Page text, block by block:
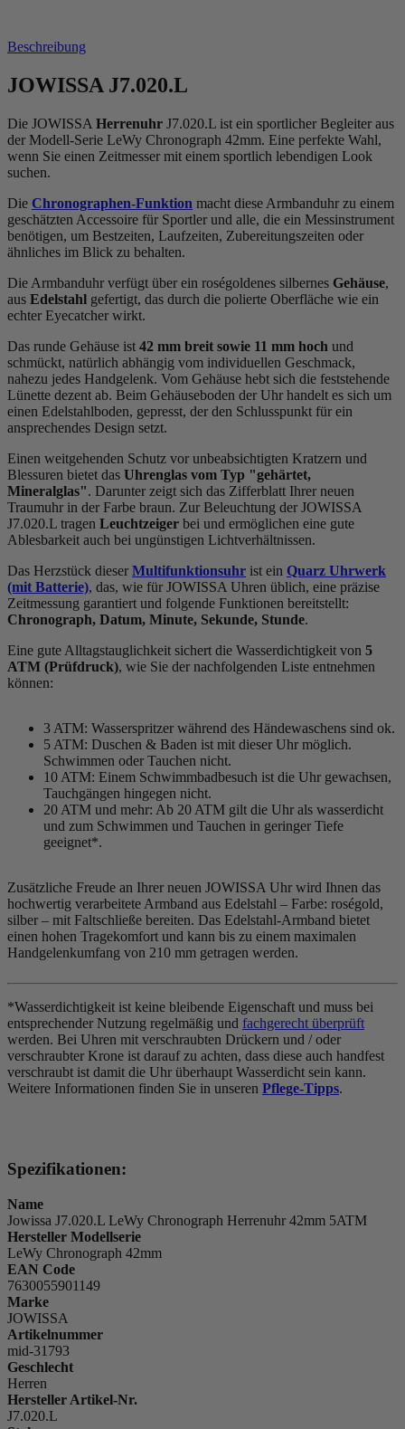
Beschreibung
JOWISSA J7.020.L
Die JOWISSA Herrenuhr J7.020.L ist ein sportlicher Begleiter aus
der Modell-Serie LeWy Chronograph 42mm. Eine perfekte Wahl,
wenn Sie einen Zeitmesser mit einem sportlich lebendigen Look
suchen.
Die Chronographen-Funktion macht diese Armbanduhr zu einem
geschätzten Accessoire für Sportler und alle, die ein Messinstrument
benötigen, um Bestzeiten, Laufzeiten, Zubereitungszeiten oder
ähnliches im Blick zu behalten.
Die Armbanduhr verfügt über ein roségoldenes silbernes Gehäuse,
aus Edelstahl gefertigt, das durch die polierte Oberfläche wie ein
echter Eyecatcher wirkt.
Das runde Gehäuse ist 42 mm breit sowie 11 mm hoch und
schmückt, natürlich abhängig vom individuellen Geschmack,
nahezu jedes Handgelenk. Vom Gehäuse hebt sich die feststehende
Lünette dezent ab. Beim Gehäuseboden der Uhr handelt es sich um
einen Edelstahlboden, gepresst, der den Schlusspunkt für ein
ansprechendes Design setzt.
Einen weitgehenden Schutz vor unbeabsichtigten Kratzern und
Blessuren bietet das Uhrenglas vom Typ "gehärtet,
Mineralglas". Darunter zeigt sich das Zifferblatt Ihrer neuen
Traumuhr in der Farbe braun. Zur Beleuchtung der JOWISSA
J7.020.L tragen Leuchtzeiger bei und ermöglichen eine gute
Ablesbarkeit auch bei ungünstigen Lichtverhältnissen.
Das Herzstück dieser Multifunktionsuhr ist ein Quarz Uhrwerk
(mit Batterie), das, wie für JOWISSA Uhren üblich, eine präzise
Zeitmessung garantiert und folgende Funktionen bereitstellt:
Chronograph, Datum, Minute, Sekunde, Stunde.
Eine gute Alltagstauglichkeit sichert die Wasserdichtigkeit von 5
ATM (Prüfdruck), wie Sie der nachfolgenden Liste entnehmen
können:
3 ATM: Wasserspritzer während des Händewaschens sind ok.
5 ATM: Duschen & Baden ist mit dieser Uhr möglich.
Schwimmen oder Tauchen nicht.
10 ATM: Einem Schwimmbadbesuch ist die Uhr gewachsen,
Tauchgängen hingegen nicht.
20 ATM und mehr: Ab 20 ATM gilt die Uhr als wasserdicht
und zum Schwimmen und Tauchen in geringer Tiefe
geeignet*.
Zusätzliche Freude an Ihrer neuen JOWISSA Uhr wird Ihnen das
hochwertig verarbeitete Armband aus Edelstahl – Farbe: roségold,
silber – mit Faltschließe bereiten. Das Edelstahl-Armband bietet
einen hohen Tragekomfort und kann bis zu einem maximalen
Handgelenkumfang von 210 mm getragen werden.
*Wasserdichtigkeit ist keine bleibende Eigenschaft und muss bei
entsprechender Nutzung regelmäßig und fachgerecht überprüft
werden. Bei Uhren mit verschraubten Drückern und / oder
verschraubter Krone ist darauf zu achten, dass diese auch handfest
verschraubt ist damit die Uhr überhaupt Wasserdicht sein kann.
Weitere Informationen finden Sie in unseren Pflege-Tipps.
Spezifikationen:
Name
Jowissa J7.020.L LeWy Chronograph Herrenuhr 42mm 5ATM
Hersteller Modellserie
LeWy Chronograph 42mm
EAN Code
7630055901149
Marke
JOWISSA
Artikelnummer
mid-31793
Geschlecht
Herren
Hersteller Artikel-Nr.
J7.020.L